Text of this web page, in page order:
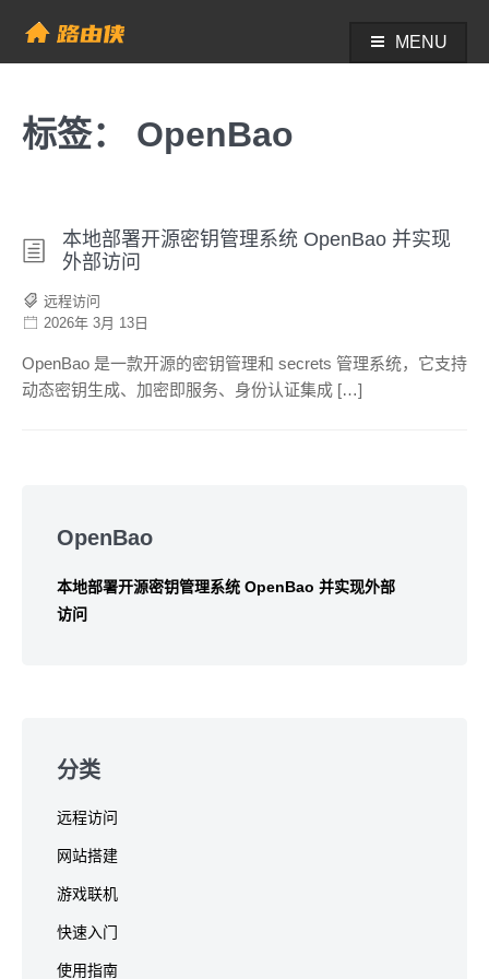
content
帮助中心 - 路由侠
MENU
标签： OpenBao
本地部署开源密钥管理系统 OpenBao 并实现
外部访问
远程访问
2026年 3月 13日
OpenBao 是一款开源的密钥管理和 secrets 管理系统，它支持
动态密钥生成、加密即服务、身份认证集成 […]
OpenBao
本地部署开源密钥管理系统 OpenBao 并实现外部
访问
分类
远程访问
网站搭建
游戏联机
快速入门
使用指南